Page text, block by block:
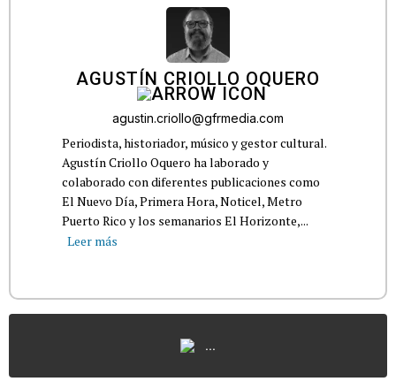
AGUSTÍN CRIOLLO OQUERO
agustin.criollo@gfrmedia.com
Periodista, historiador, músico y gestor cultural.
Agustín Criollo Oquero ha laborado y
colaborado con diferentes publicaciones como
El Nuevo Día, Primera Hora, Noticel, Metro
Puerto Rico y los semanarios El Horizonte,...
Leer más
...